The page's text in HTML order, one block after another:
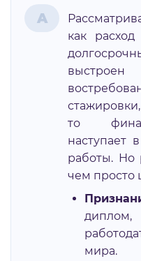
A
как
то
наступает
работы. Но
чем просто
мира.